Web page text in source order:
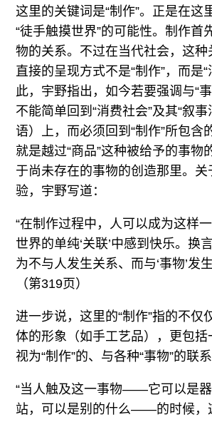
这里的关键词是“制作”。正是在这
“徒手触摸世界”的可能性。制作首
物的关系。不过在当代社会，这种
直接的呈现方式不是“制作”，而是“
此，宇野指出，如今若要强调与“
不能简单回到“消费社会”及其“叙
语）上，而必须回到“制作”所包含
就是越过“商品”这种被给予的事物
于尚未存在的事物的创造那里。关
验，宇野写道：
“在制作过程中，人可以成为这样
世界的单纯‘关联’中感到快乐。换
为不与人发生关系、而与‘事物’发
（第319页）
进一步说，这里的“制作”指的不仅
体的形象（如手工艺品），更包括
视为“制作”的、与各种“事物”的联系
“当人触及这一事物——它可以是
站，可以是别的什么——的时候，